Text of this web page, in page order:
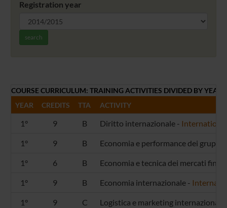
Registration year
search
COURSE CURRICULUM: TRAINING ACTIVITIES DIVIDED BY YEAR
YEAR
CREDITS TTA ACTIVITY
1° 9 B Diritto internazionale -
1° 9 B Economia e performance dei gruppi
1° 6 B Economia e tecnica dei mercati
1° 9 B Economia internazionale -
1° 9 C Logistica e marketing